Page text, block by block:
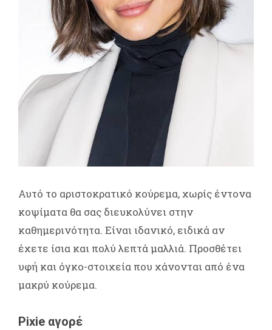
Αυτό το αριστοκρατικό κούρεμα, χωρίς έντονα
κοψίματα θα σας διευκολύνει στην
καθημερινότητα. Είναι ιδανικό, ειδικά αν
έχετε ίσια και πολύ λεπτά μαλλιά. Προσθέτει
υφή και όγκο-στοιχεία που χάνονται από ένα
μακρύ κούρεμα.
Pixie αγορέ